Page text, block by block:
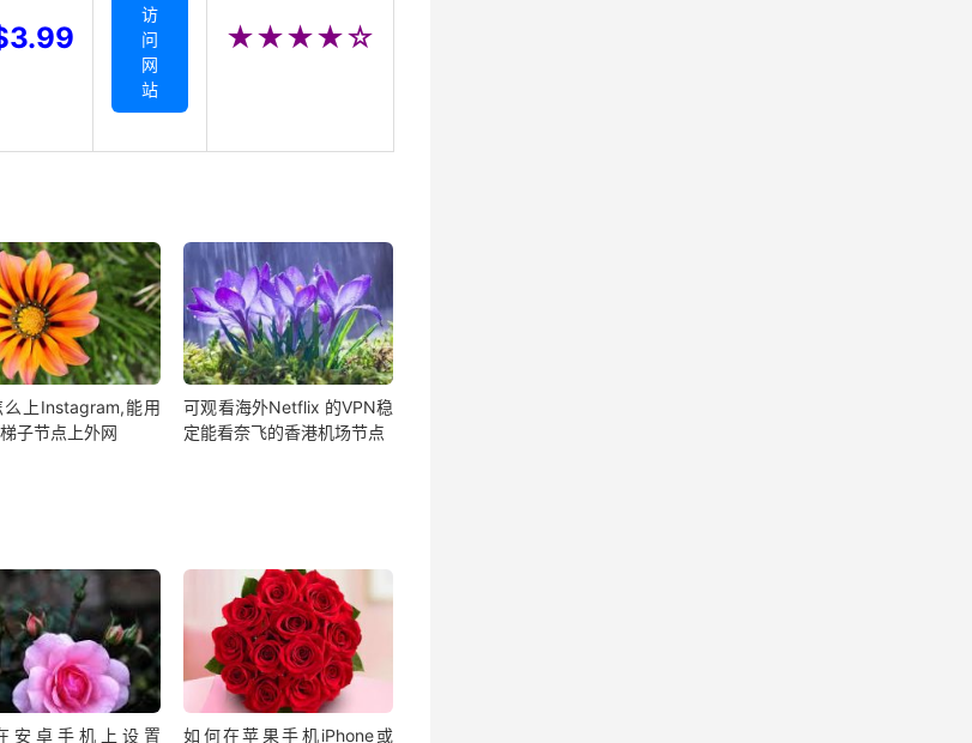
访
问
网
站
★★★★☆
么上Instagram,能用
子节点上外网
可观看海外Netflix 的VPN稳
定能看奈飞的香港机场节点
安卓手机上设置 如何在苹果手机iPhone或